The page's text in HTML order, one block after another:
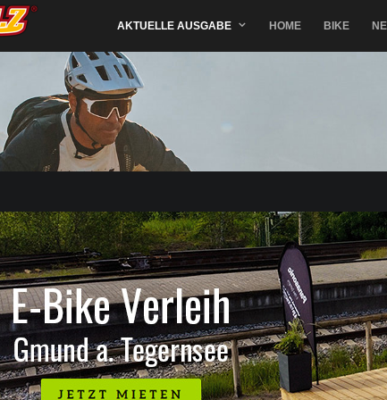
AKTUELLE AUSGABE HOME BIKE